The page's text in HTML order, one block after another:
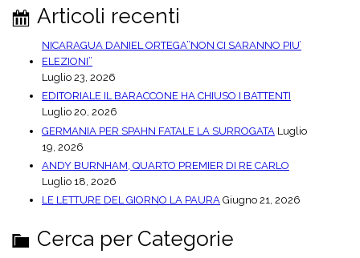
c
Articoli recenti
NICARAGUA DANIEL ORTEGA”NON CI SARANNO PIU’
ELEZIONI”
Luglio 23, 2026
EDITORIALE IL BARACCONE HA CHIUSO I BATTENTI
Luglio 20, 2026
GERMANIA PER SPAHN FATALE LA SURROGATA Luglio
19, 2026
ANDY BURNHAM, QUARTO PREMIER DI RE CARLO
Luglio 18, 2026
LE LETTURE DEL GIORNO LA PAURA Giugno 21, 2026
Cerca per Categorie